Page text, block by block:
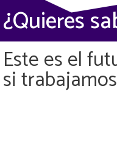
¿Quieres
Este es el
si